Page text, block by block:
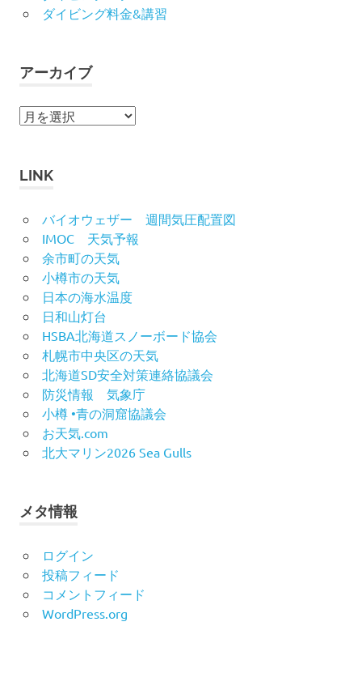
ダイビング料金&講習
アーカイブ
ア
イ
LINK
バイオウェザー 週間気圧配置図
IMOC 天気予報
余市町の天気
小樽市の天気
日本の海水温度
日和山灯台
HSBA北海道スノーボード協会
札幌市中央区の天気
北海道SD安全対策連絡協議会
防災情報 気象庁
小樽 •青の洞窟協議会
お天気.com
北大マリン2026 Sea Gulls
メタ情報
ログイン
投稿フィード
コメントフィード
WordPress.org